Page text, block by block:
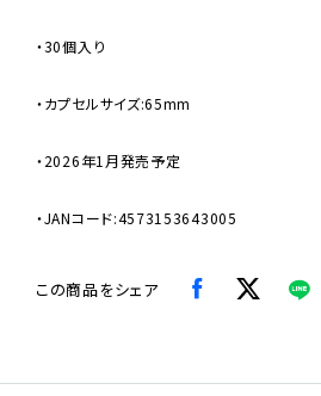
・30個入り
・カプセルサイズ:65mm
・2026年1月発売予定
・JANコード:4573153643005
この商品をシェア